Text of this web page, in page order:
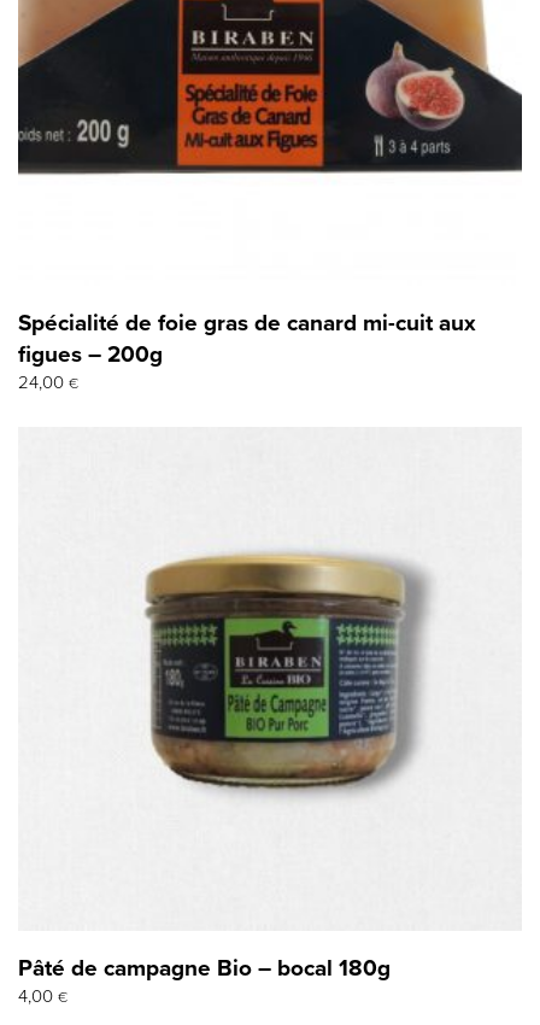
Spécialité de foie gras de canard mi-cuit aux
figues – 200g
24,00 €
Pâté de campagne Bio – bocal 180g
4,00 €